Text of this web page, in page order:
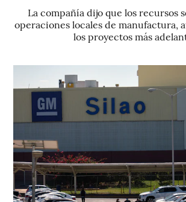
La compañía dijo que los recursos
operaciones locales de manufactura,
los proyectos más